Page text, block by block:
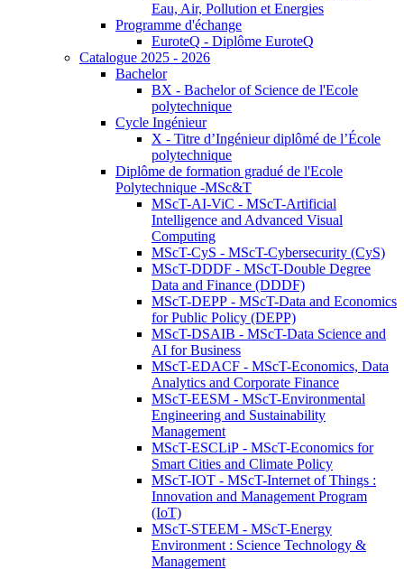
Eau, Air, Pollution et Energies
Programme d'échange
EuroteQ - Diplôme EuroteQ
Catalogue 2025 - 2026
Bachelor
BX - Bachelor of Science de l'Ecole
polytechnique
Cycle Ingénieur
X - Titre d’Ingénieur diplômé de l’École
polytechnique
Diplôme de formation gradué de l'Ecole
Polytechnique -MSc&T
MScT-AI-ViC - MScT-Artificial
Intelligence and Advanced Visual
Computing
MScT-CyS - MScT-Cybersecurity (CyS)
MScT-DDDF - MScT-Double Degree
Data and Finance (DDDF)
MScT-DEPP - MScT-Data and Economics
for Public Policy (DEPP)
MScT-DSAIB - MScT-Data Science and
AI for Business
MScT-EDACF - MScT-Economics, Data
Analytics and Corporate Finance
MScT-EESM - MScT-Environmental
Engineering and Sustainability
Management
MScT-ESCLiP - MScT-Economics for
Smart Cities and Climate Policy
MScT-IOT - MScT-Internet of Things :
Innovation and Management Program
(IoT)
MScT-STEEM - MScT-Energy
Environment : Science Technology &
Management